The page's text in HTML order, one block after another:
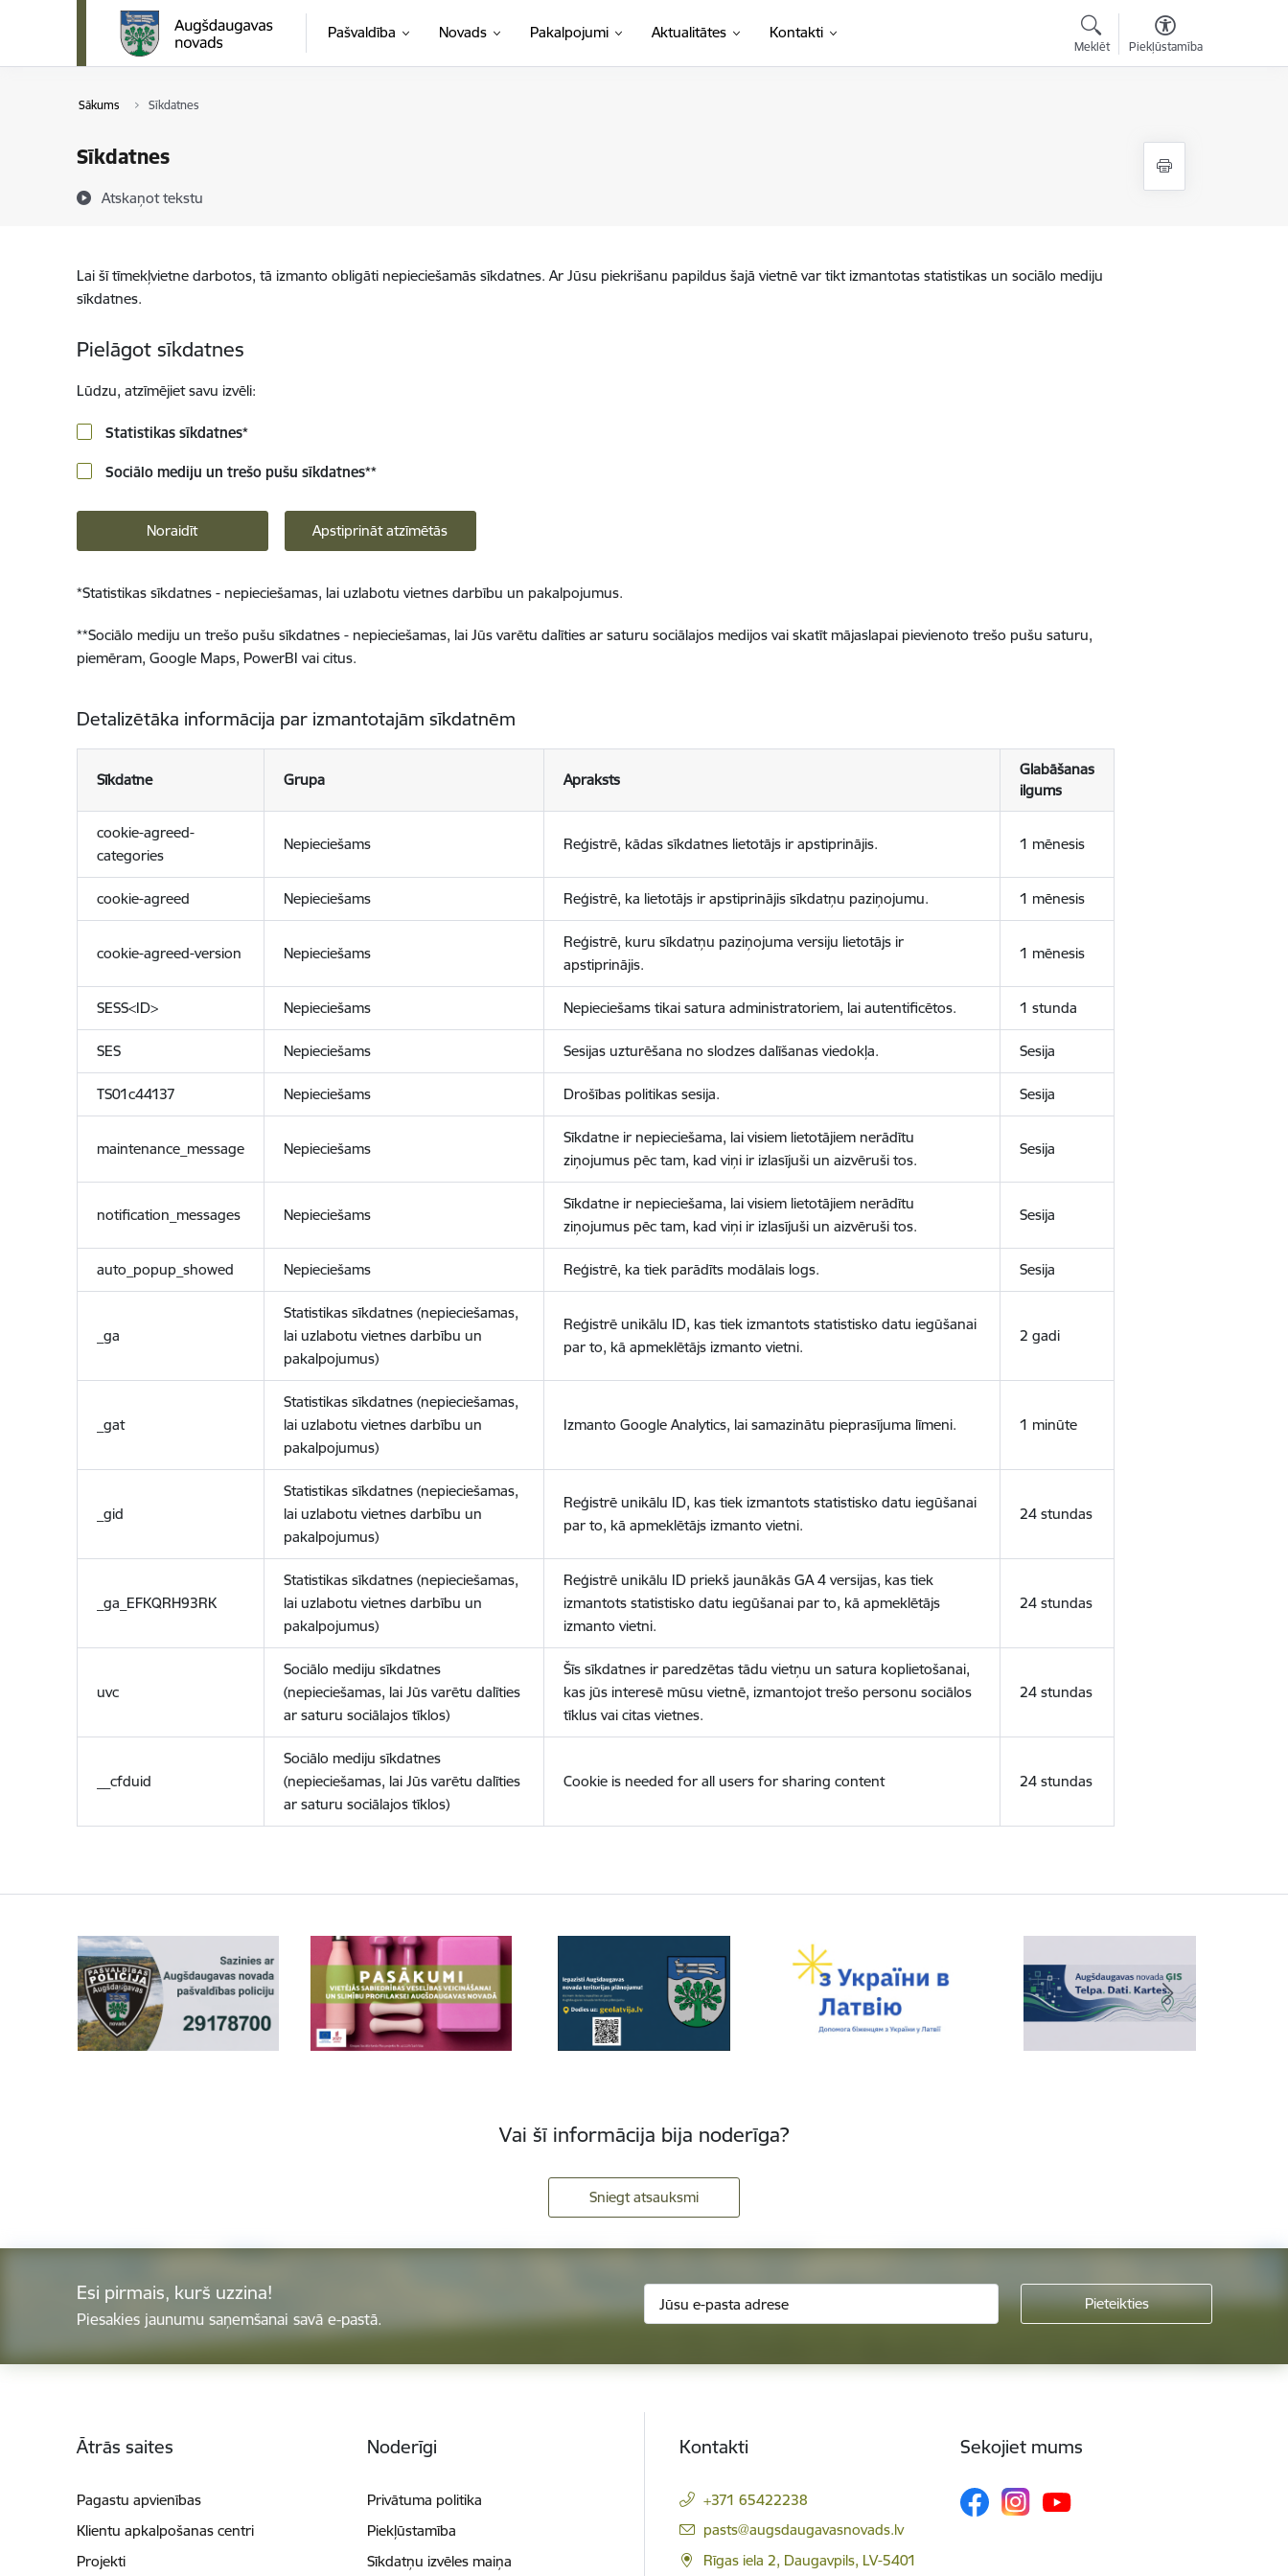
Pāriet uz lapas saturu
Pašvaldība Novads Pakalpojumi Aktualitātes Kontakti
Meklēt Piekļūstamība
Sākums Sīkdatnes
Sīkdatnes
Atskaņot tekstu
Lai šī tīmekļvietne darbotos, tā izmanto obligāti nepieciešamās sīkdatnes. Ar Jūsu piekrišanu papildus šajā vietnē var tikt izmantotas statistikas un sociālo mediju
sīkdatnes.
Pielāgot sīkdatnes
Lūdzu, atzīmējiet savu izvēli:
Statistikas sīkdatnes*
Sociālo mediju un trešo pušu sīkdatnes**
Noraidīt Apstiprināt atzīmētās
*Statistikas sīkdatnes - nepieciešamas, lai uzlabotu vietnes darbību un pakalpojumus.
**Sociālo mediju un trešo pušu sīkdatnes - nepieciešamas, lai Jūs varētu dalīties ar saturu sociālajos medijos vai skatīt mājaslapai pievienoto trešo pušu saturu,
piemēram, Google Maps, PowerBI vai citus.
Detalizētāka informācija par izmantotajām sīkdatnēm
Sīkdatne Grupa Apraksts
Glabāšanas
ilgums
cookie-agreed-
categories
Nepieciešams Reģistrē, kādas sīkdatnes lietotājs ir apstiprinājis. 1 mēnesis
cookie-agreed Nepieciešams Reģistrē, ka lietotājs ir apstiprinājis sīkdatņu paziņojumu. 1 mēnesis
cookie-agreed-version Nepieciešams
Reģistrē, kuru sīkdatņu paziņojuma versiju lietotājs ir
apstiprinājis.
1 mēnesis
SESS<ID> Nepieciešams Nepieciešams tikai satura administratoriem, lai autentificētos. 1 stunda
SES Nepieciešams Sesijas uzturēšana no slodzes dalīšanas viedokļa. Sesija
TS01c44137 Nepieciešams Drošības politikas sesija. Sesija
maintenance_message Nepieciešams
Sīkdatne ir nepieciešama, lai visiem lietotājiem nerādītu
ziņojumus pēc tam, kad viņi ir izlasījuši un aizvēruši tos.
Sesija
notification_messages Nepieciešams
Sīkdatne ir nepieciešama, lai visiem lietotājiem nerādītu
ziņojumus pēc tam, kad viņi ir izlasījuši un aizvēruši tos.
Sesija
auto_popup_showed Nepieciešams Reģistrē, ka tiek parādīts modālais logs. Sesija
_ga
Statistikas sīkdatnes (nepieciešamas,
lai uzlabotu vietnes darbību un
pakalpojumus)
Reģistrē unikālu ID, kas tiek izmantots statistisko datu iegūšanai
par to, kā apmeklētājs izmanto vietni.
2 gadi
_gat
Statistikas sīkdatnes (nepieciešamas,
lai uzlabotu vietnes darbību un
pakalpojumus)
Izmanto Google Analytics, lai samazinātu pieprasījuma līmeni. 1 minūte
_gid
Statistikas sīkdatnes (nepieciešamas,
lai uzlabotu vietnes darbību un
pakalpojumus)
Reģistrē unikālu ID, kas tiek izmantots statistisko datu iegūšanai
par to, kā apmeklētājs izmanto vietni.
24 stundas
_ga_EFKQRH93RK
Statistikas sīkdatnes (nepieciešamas,
lai uzlabotu vietnes darbību un
pakalpojumus)
Reģistrē unikālu ID priekš jaunākās GA 4 versijas, kas tiek
izmantots statistisko datu iegūšanai par to, kā apmeklētājs
izmanto vietni.
24 stundas
uvc
Sociālo mediju sīkdatnes
(nepieciešamas, lai Jūs varētu dalīties
ar saturu sociālajos tīklos)
Šīs sīkdatnes ir paredzētas tādu vietņu un satura koplietošanai,
kas jūs interesē mūsu vietnē, izmantojot trešo personu sociālos
tīklus vai citas vietnes.
24 stundas
__cfduid
Sociālo mediju sīkdatnes
(nepieciešamas, lai Jūs varētu dalīties
ar saturu sociālajos tīklos)
Cookie is needed for all users for sharing content 24 stundas
Vai šī informācija bija noderīga?
Sniegt atsauksmi
Esi pirmais, kurš uzzina!
Piesakies jaunumu saņemšanai savā e-pastā.
Ātrās saites
Pagastu apvienības
Klientu apkalpošanas centri
Projekti
Noderīgi
Privātuma politika
Piekļūstamība
Sīkdatņu izvēles maiņa
Kontakti
+371 65422238
E-pasts:
pasts@augsdaugavasnovads.lv
Rīgas iela 2, Daugavpils, LV-5401
Sekojiet mums